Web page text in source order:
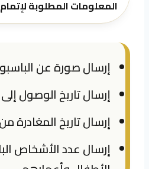
المعلومات المطلوبة
إرسال صورة عن
إرسال تاريخ الوصول
إرسال تاريخ المغادرة
إرسال عدد الأشخاص